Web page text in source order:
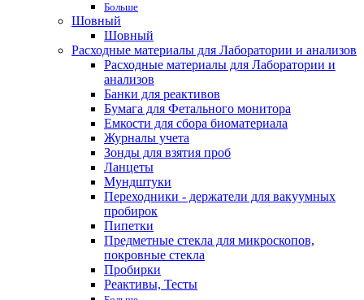
Больше
Шовный
Шовный
Расходные материалы для Лаборатории и анализов
Расходные материалы для Лаборатории и
анализов
Банки для реактивов
Бумага для Фетального монитора
Емкости для сбора биоматериала
Журналы учета
Зонды для взятия проб
Ланцеты
Мундштуки
Переходники - держатели для вакуумных
пробирок
Пипетки
Предметные стекла для микроскопов,
покровные стекла
Пробирки
Реактивы, Тесты